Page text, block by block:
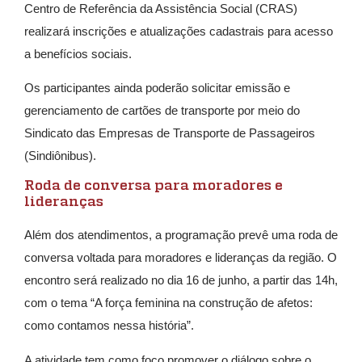
Centro de Referência da Assistência Social (CRAS)
realizará inscrições e atualizações cadastrais para acesso
a benefícios sociais.
Os participantes ainda poderão solicitar emissão e
gerenciamento de cartões de transporte por meio do
Sindicato das Empresas de Transporte de Passageiros
(Sindiônibus).
Roda de conversa para moradores e
lideranças
Além dos atendimentos, a programação prevê uma roda de
conversa voltada para moradores e lideranças da região. O
encontro será realizado no dia 16 de junho, a partir das 14h,
com o tema “A força feminina na construção de afetos:
como contamos nessa história”.